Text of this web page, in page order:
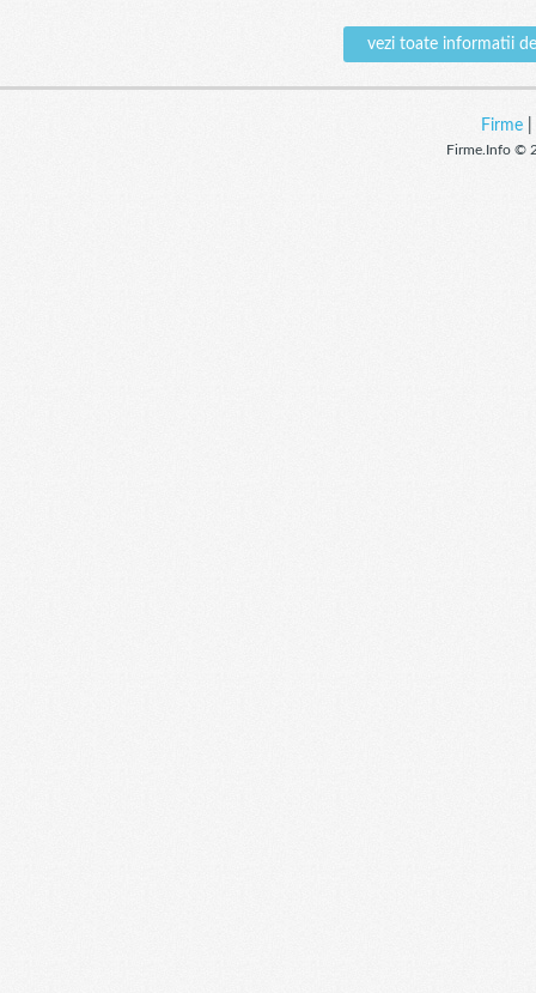
vezi toate informatii
Firme|
Firme.Info ©